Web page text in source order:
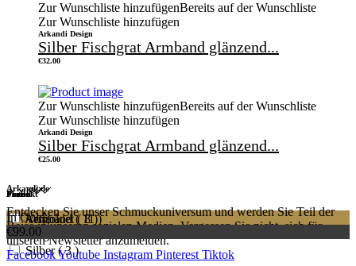
Zur Wunschliste hinzufügenBereits auf der Wunschliste
Zur Wunschliste hinzufügen
Arkandi Design
Silber Fischgrat Armband glänzend...
€32.00
Zur Wunschliste hinzufügenBereits auf der Wunschliste
Zur Wunschliste hinzufügen
Arkandi Design
Silber Fischgrat Armband glänzend...
€25.00
Preis
€99.00
Produkt
Armbånd ( 11 )
Metall
Vergoldet ( 8 )
Vergoldetes Silber
Silber ( 3 )
Farbe
In Gold
In Silber
Arkandi.de
Entdecken Sie unser Schmuckuniversum und werden Sie Teil der
Reise in unseren sozialen Medien. Vergessen Sie nicht, sich für
unseren Newsletter anzumelden.
FacebookYoutube Instagram Pinterest Tiktok